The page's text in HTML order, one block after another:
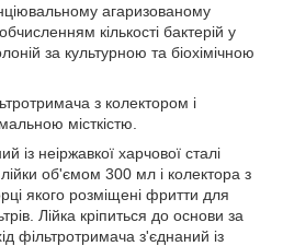
агаризованому
кількості бактерій у
за культурною та біохімічною
з колектором і
місткістю.
із неіржавкої харчової сталі
об'ємом 300 мл і колектора з
якого розміщені фритти для
Лійка кріпиться до основи за
фільтротримача з'єднаний із